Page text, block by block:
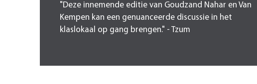
"Deze innemende editie van Goudzand Nahar en Van
Kempen kan een genuanceerde discussie in het
klaslokaal op gang brengen." - Tzum